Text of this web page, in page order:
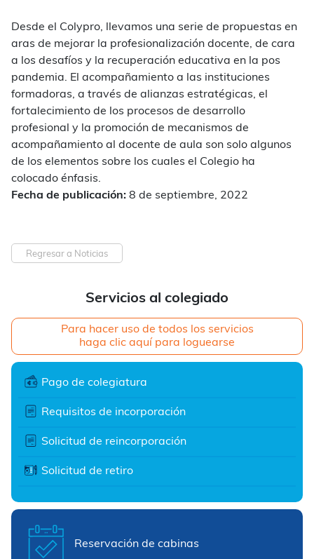
Servicios al colegiado
Para hacer uso de todos los servicios
haga clic aquí para loguearse
Pago de colegiatura
Requisitos de incorporación
Solicitud de reincorporación
Solicitud de retiro
Reservación de cabinas
Desde el Colypro, llevamos una serie de propuestas en
aras de mejorar la profesionalización docente, de cara
a los desafíos y la recuperación educativa en la pos
pandemia. El acompañamiento a las instituciones
formadoras, a través de alianzas estratégicas, el
fortalecimiento de los procesos de desarrollo
profesional y la promoción de mecanismos de
acompañamiento al docente de aula son solo algunos
de los elementos sobre los cuales el Colegio ha
colocado énfasis.
Fecha de publicación: 8 de septiembre, 2022
Regresar a Noticias